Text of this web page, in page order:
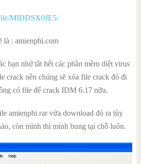
MIDDSX0JE5/
là : amienphi.com
bạn nhớ tắt hết các phần mềm diệt virus
crack nên chúng sẽ xóa file crack đó đi
có file để crack IDM 6.17 nữa.
amienphi.rar vừa download đó ra tùy
còn mình thì mình bung tại chỗ luôn.